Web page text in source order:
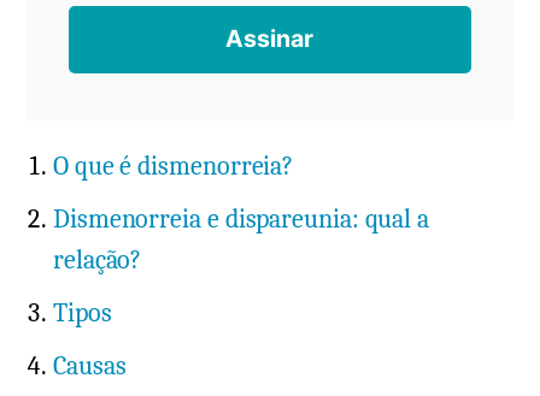
O que é dismenorreia?
Dismenorreia e dispareunia: qual a
relação?
Tipos
Causas